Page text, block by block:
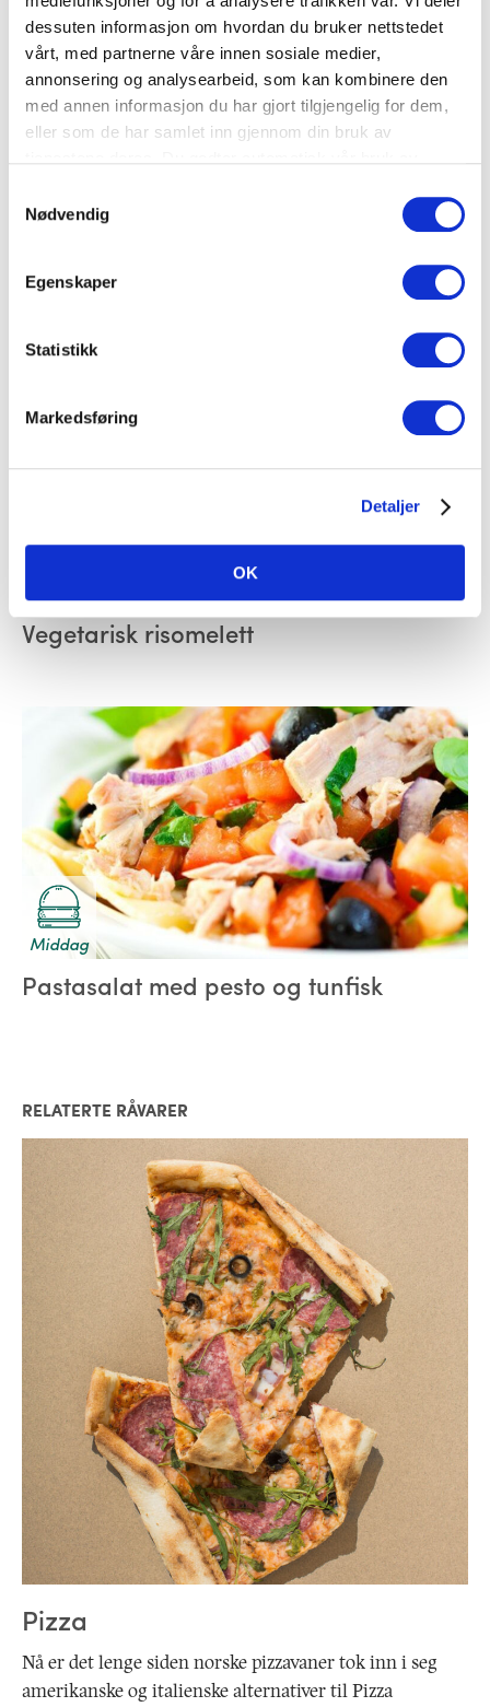
dessuten informasjon om hvordan du bruker nettstedet
vårt, med partnerne våre innen sosiale medier,
annonsering og analysearbeid, som kan kombinere den
med annen informasjon du har gjort tilgjengelig for dem,
eller som de har samlet inn gjennom din bruk av
Nødvendig
Egenskaper
Statistikk
Markedsføring
Detaljer
OK
Fiskegrateng med pasta og muskat
Vegetarisk risomelett
Middag
Pastasalat med pesto og tunfisk
RELATERTE RÅVARER
Pizza
Nå er det lenge siden norske pizzavaner tok inn i seg
amerikanske og italienske alternativer til Pizza